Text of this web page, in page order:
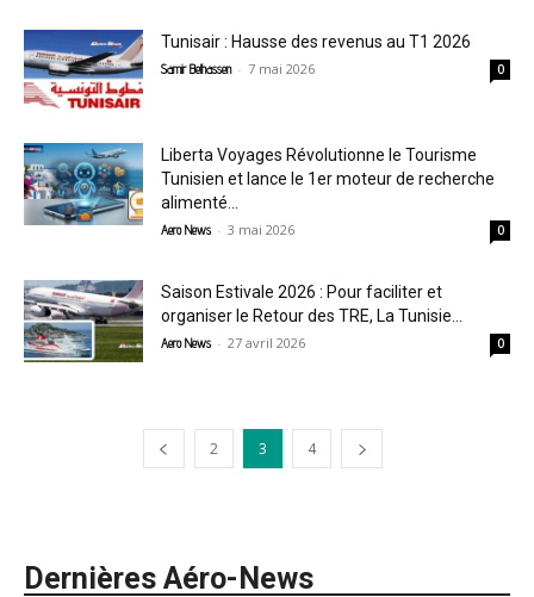
Tunisair : Hausse des revenus au T1 2026
Samir Belhassen - 7 mai 2026 0
Liberta Voyages Révolutionne le Tourisme
Tunisien et lance le 1er moteur de recherche
alimenté...
Aero News - 3 mai 2026 0
Saison Estivale 2026 : Pour faciliter et
organiser le Retour des TRE, La Tunisie...
Aero News - 27 avril 2026 0
2 3 4
Dernières Aéro-News